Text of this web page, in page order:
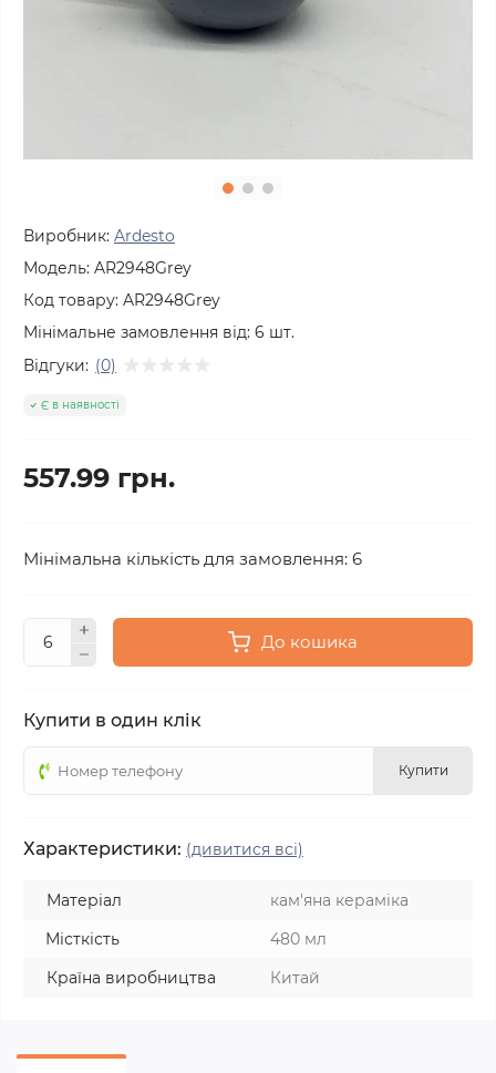
Виробник: Ardesto
Модель: AR2948Grey
Код товару: AR2948Grey
Мінімальне замовлення від: 6 шт.
Відгуки: (0)
Є в наявності
557.99 грн.
Мінімальна кількість для замовлення: 6
До кошика
Купити в один клік
Купити
Характеристики: (дивитися всі)
Матеріал
кам'яна кераміка
Місткість
480 мл
Країна виробництва
Китай